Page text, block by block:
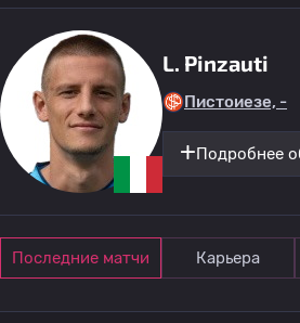
L. Pinzauti
Пистоиезе, -
Подробнее
Последние матчи Карьера